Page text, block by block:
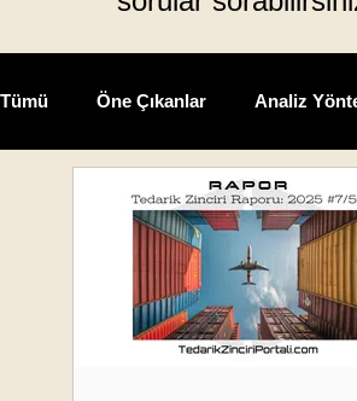
Tümü Öne Çıkanlar Analiz
Fikir Sepeti Kazalar
Öğrenilmiş Dersler Satınalma